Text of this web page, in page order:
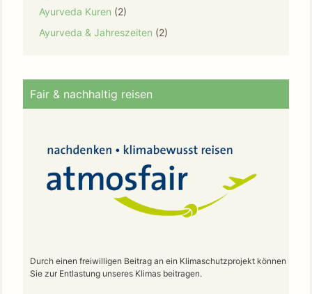
Ayurveda Kuren (2)
Ayurveda & Jahreszeiten (2)
Fair & nachhaltig reisen
Durch einen freiwilligen Beitrag an ein Klimaschutzprojekt können
Sie zur Entlastung unseres Klimas beitragen.